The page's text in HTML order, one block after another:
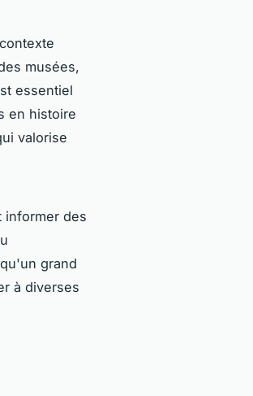
musées,
essentiel
en histoire
valorise
informer des
grand
à diverses